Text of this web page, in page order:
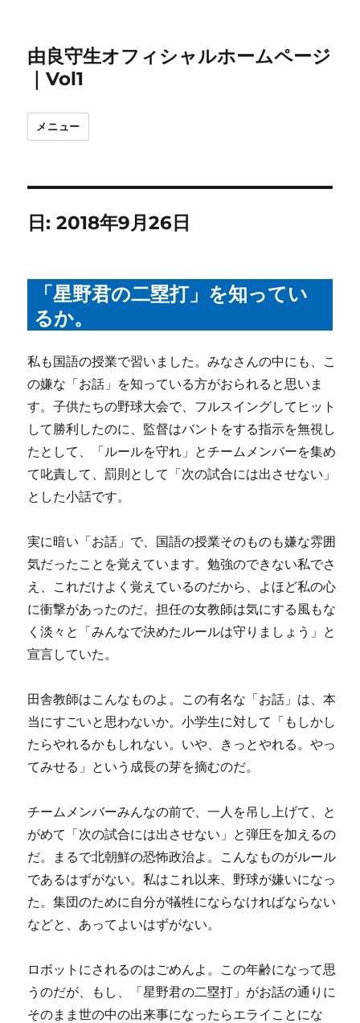
由良守生オフィシャルホームページ
｜Vol1
メニュー
日:2018年9月26日
「星野君の二塁打」を知ってい
るか。
私も国語の授業で習いました。みなさんの中にも、こ
の嫌な「お話」を知っている方がおられると思いま
す。子供たちの野球大会で、フルスイングしてヒット
して勝利したのに、監督はバントをする指示を無視し
たとして、「ルールを守れ」とチームメンバーを集め
て叱責して、罰則として「次の試合には出させない」
とした小話です。
実に暗い「お話」で、国語の授業そのものも嫌な雰囲
気だったことを覚えています。勉強のできない私でさ
え、これだけよく覚えているのだから、よほど私の心
に衝撃があったのだ。担任の女教師は気にする風もな
く淡々と「みんなで決めたルールは守りましょう」と
宣言していた。
田舎教師はこんなものよ。この有名な「お話」は、本
当にすごいと思わないか。小学生に対して「もしかし
たらやれるかもしれない。いや、きっとやれる。やっ
てみせる」という成長の芽を摘むのだ。
チームメンバーみんなの前で、一人を吊し上げて、と
がめて「次の試合には出させない」と弾圧を加えるの
だ。まるで北朝鮮の恐怖政治よ。こんなものがルール
であるはずがない。私はこれ以来、野球が嫌いになっ
た。集団のために自分が犠牲にならなければならない
などと、あってよいはずがない。
ロボットにされるのはごめんよ。この年齢になって思
うのだが、もし、「星野君の二塁打」がお話の通りに
そのまま世の中の出来事になったらエライことにな